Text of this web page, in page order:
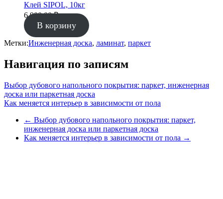
Клей SIPOL, 10кг
6 900.00₽
В корзину
Метки:Инженерная доска, ламинат, паркет
Навигация по записям
Выбор дубового напольного покрытия: паркет, инженерная
доска или паркетная доска
Как меняется интерьер в зависимости от пола
← Выбор дубового напольного покрытия: паркет,
инженерная доска или паркетная доска
Как меняется интерьер в зависимости от пола →